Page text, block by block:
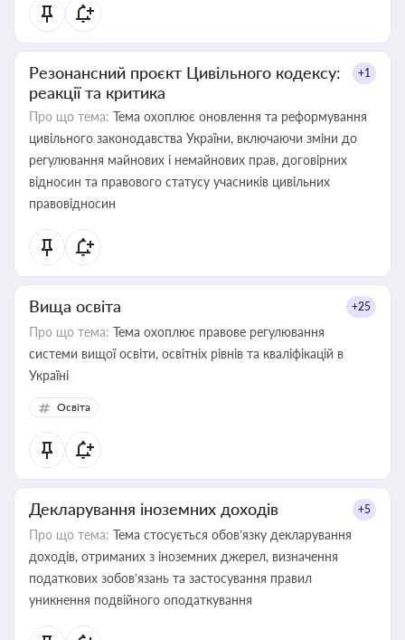
Резонансний проєкт Цивільного кодексу:
реакції та критика
+1
Про що тема: Тема охоплює оновлення та реформування
цивільного законодавства України, включаючи зміни до
регулювання майнових і немайнових прав, договірних
відносин та правового статусу учасників цивільних
правовідносин
Вища освіта +25
Про що тема: Тема охоплює правове регулювання
системи вищої освіти, освітніх рівнів та кваліфікацій в
Україні
Освіта
Декларування іноземних доходів +5
Про що тема: Тема стосується обов’язку декларування
доходів, отриманих з іноземних джерел, визначення
податкових зобов’язань та застосування правил
уникнення подвійного оподаткування